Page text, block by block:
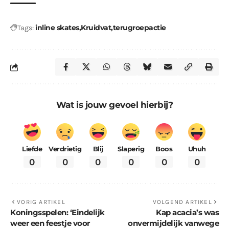
Tags:inline skatesKruidvatterugroepactie
Wat is jouw gevoel hierbij?
Liefde
0
Verdrietig
0
Blij
0
Slaperig
0
Boos
0
Uhuh
0
VORIG ARTIKEL
Koningsspelen: ‘Eindelijk
weer een feestje voor
VOLGEND ARTIKEL
Kap acacia’s was
onvermijdelijk vanwege